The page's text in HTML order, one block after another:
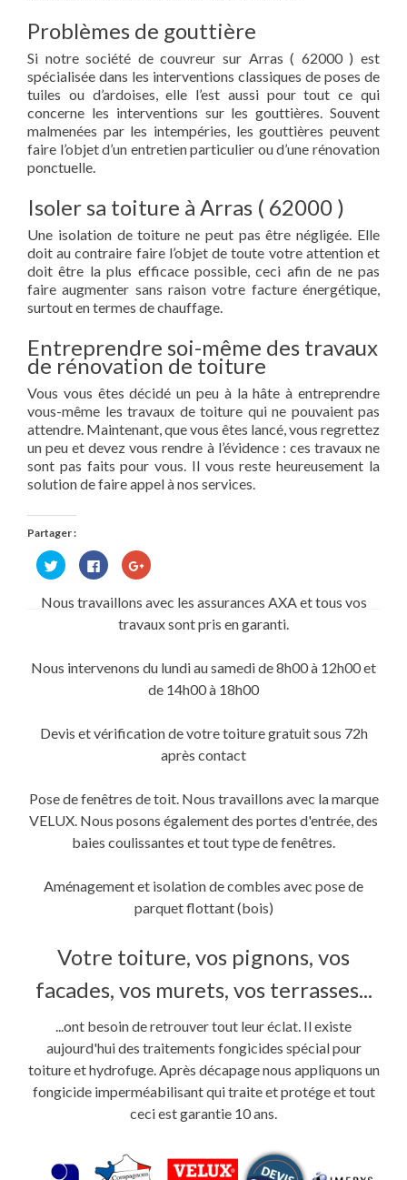
Problèmes de gouttière
Si notre société de couvreur sur Arras ( 62000 ) est
spécialisée dans les interventions classiques de poses de
tuiles ou d’ardoises, elle l’est aussi pour tout ce qui
concerne les interventions sur les gouttières. Souvent
malmenées par les intempéries, les gouttières peuvent
faire l’objet d’un entretien particulier ou d’une rénovation
ponctuelle.
Isoler sa toiture à Arras ( 62000 )
Une isolation de toiture ne peut pas être négligée. Elle
doit au contraire faire l’objet de toute votre attention et
doit être la plus efficace possible, ceci afin de ne pas
faire augmenter sans raison votre facture énergétique,
surtout en termes de chauffage.
Entreprendre soi-même des travaux
de rénovation de toiture
Vous vous êtes décidé un peu à la hâte à entreprendre
vous-même les travaux de toiture qui ne pouvaient pas
attendre. Maintenant, que vous êtes lancé, vous regrettez
un peu et devez vous rendre à l’évidence : ces travaux ne
sont pas faits pour vous. Il vous reste heureusement la
solution de faire appel à nos services.
Partager :
Cliquez
pour
partager
Twitter(ouvre
Cliquez
pour
partager
sur
Facebook(ouvre
dans
une
Cliquez
pour
Google+
dans
fenêtre)
Nous travaillons avec les assurances AXA et tous vos
travaux sont pris en garanti.
Nous intervenons du lundi au samedi de 8h00 à 12h00 et
de 14h00 à 18h00
Devis et vérification de votre toiture gratuit sous 72h
après contact
Pose de fenêtres de toit. Nous travaillons avec la marque
VELUX. Nous posons également des portes d'entrée, des
baies coulissantes et tout type de fenêtres.
Aménagement et isolation de combles avec pose de
parquet flottant (bois)
Votre toiture, vos pignons, vos
facades, vos murets, vos terrasses...
...ont besoin de retrouver tout leur éclat. Il existe
aujourd'hui des traitements fongicides spécial pour
toiture et hydrofuge. Après décapage nous appliquons un
fongicide imperméabilisant qui traite et protége et tout
ceci est garantie 10 ans.